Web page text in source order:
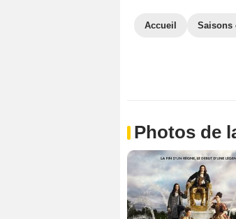
Accueil Saisons
Photos de